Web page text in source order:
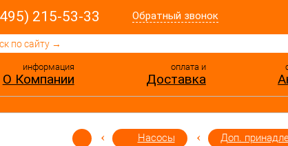
215-53-33 Обратный звонок
информация
О Компании
оплата и
Доставка
Насосы Доп.